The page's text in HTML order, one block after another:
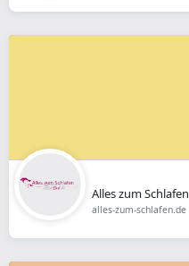
Alles zum Schlafen
alles-zum-schlafen.de